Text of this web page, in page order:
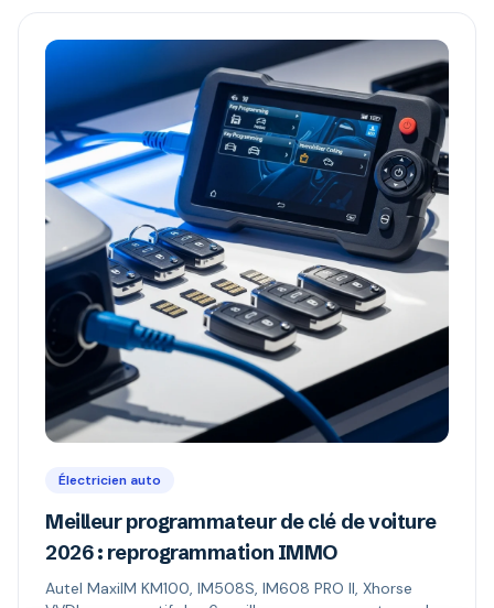
Électricien auto
Meilleur programmateur de clé de voiture
2026 : reprogrammation IMMO
Autel MaxiIM KM100, IM508S, IM608 PRO II, Xhorse